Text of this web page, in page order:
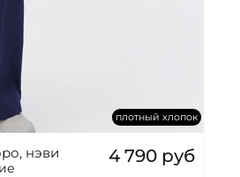
плотный хлопок
нэви 4 790 руб